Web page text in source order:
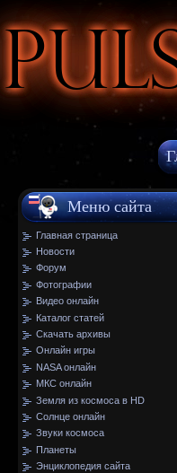
Меню сайта
Главная страница
Новости
Форум
Фотографии
Видео онлайн
Каталог статей
Скачать архивы
Онлайн игры
NASA онлайн
МКС онлайн
Земля из космоса в HD
Солнце онлайн
Звуки космоса
Планеты
Энциклопедия сайта